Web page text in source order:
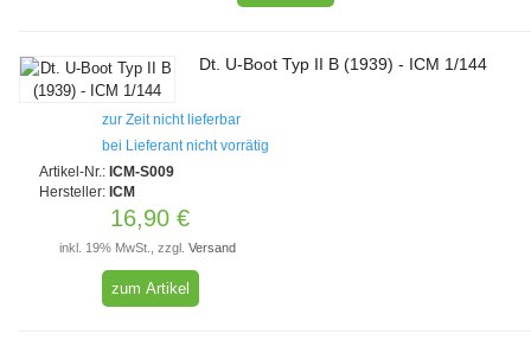
Dt. U-Boot Typ II B (1939) - ICM 1/144
zur Zeit nicht lieferbar
bei Lieferant nicht vorrätig
Artikel-Nr.: ICM-S009
Hersteller: ICM
16,90 €
inkl. 19% MwSt., zzgl. Versand
zum Artikel